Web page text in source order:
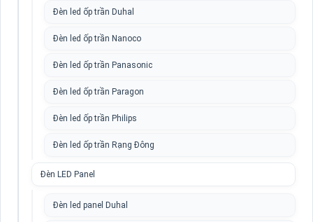
Đèn led ốp trần Duhal
Đèn led ốp trần Nanoco
Đèn led ốp trần Panasonic
Đèn led ốp trần Paragon
Đèn led ốp trần Philips
Đèn led ốp trần Rạng Đông
Đèn LED Panel
Đèn led panel Duhal